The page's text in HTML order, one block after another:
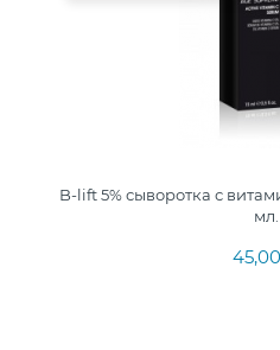
B-lift 5% сыворотка с
мл.